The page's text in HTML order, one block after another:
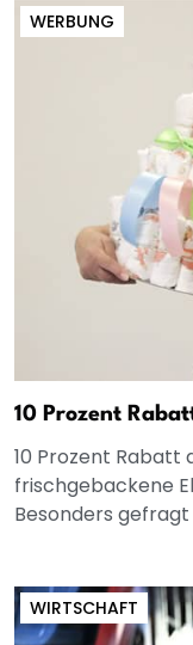
WERBUNG
10 Prozent
10 Prozent Rabatt
frischgebackene
Besonders
WIRTSCHAFT